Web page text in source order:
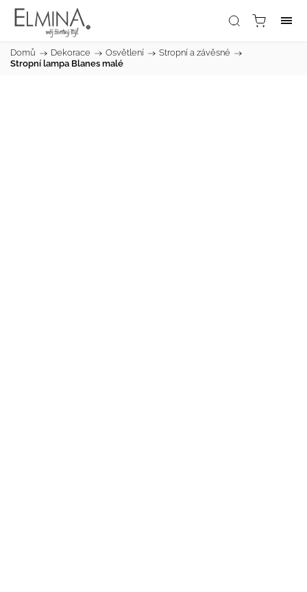
Domů / Dekorace / Osvětlení / Stropní a závěsné /
Stropní lampa Blanes malé